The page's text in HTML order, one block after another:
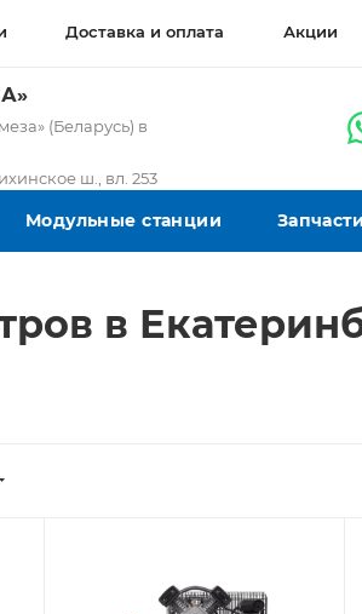
Доставка и оплата Акции
(Беларусь) в
ш., вл. 253
Модульные станции
в